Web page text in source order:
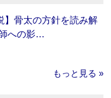
】骨太の方針を読み解
への影…
もっと見る »